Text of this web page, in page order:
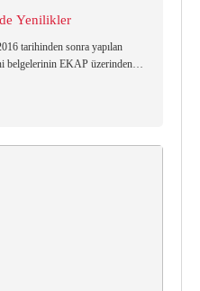
Yenilikler
tarihinden sonra yapılan
belgelerinin EKAP üzerinden
getirilmiştir.